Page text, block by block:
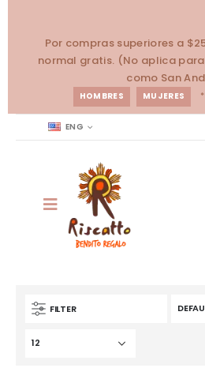
Por compras superiores a
normal gratis. (No aplica
como San
HOMBRES MUJERES
ENG
FILTER